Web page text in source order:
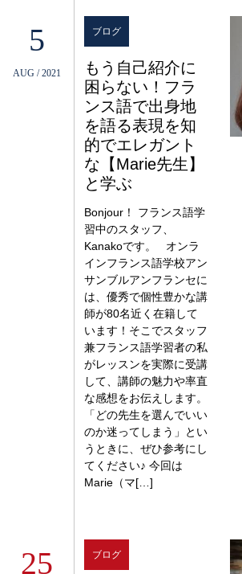
5
AUG / 2021
ブログ
もう自己紹介に
困らない！フラ
ンス語で出身地
を語る表現を知
的でエレガント
な【Marie先生】
と学ぶ
Bonjour！ フランス語学
習中のスタッフ、
Kanakoです。 オンラ
インフランス語学校アン
サンブルアンフランセに
は、優秀で個性豊かな講
師が80名近く在籍して
います！そこでスタッフ
兼フランス語学習者の私
がレッスンを実際に受講
して、講師の魅力や率直
な感想をお伝えします。
「どの先生を選んでいい
のか迷ってしまう」とい
うときに、ぜひ参考にし
てください♪ 今回は
Marie（マ[…]
25 ブログ